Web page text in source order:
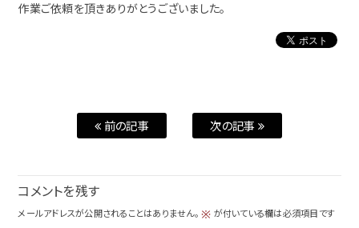
作業ご依頼を頂きありがとうございました。
前の記事 次の記事
コメントを残す
メールアドレスが公開されることはありません。 ※ が付いている欄は必須項目です